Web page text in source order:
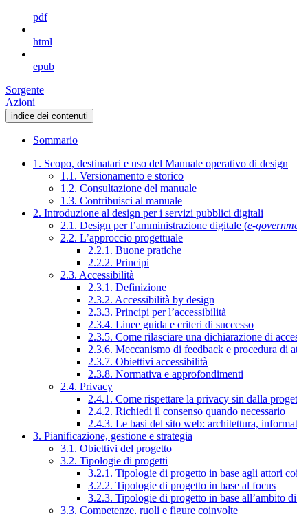
pdf
html
epub
Sorgente
Azioni
indice dei contenuti
Sommario
1. Scopo, destinatari e uso del Manuale operativo di design
1.1. Versionamento e storico
1.2. Consultazione del manuale
1.3. Contribuisci al manuale
2. Introduzione al design per i servizi pubblici digitali
2.1. Design per l’amministrazione digitale (e-
2.2. L’approccio progettuale
2.2.1. Buone pratiche
2.2.2. Principi
2.3. Accessibilità
2.3.1. Definizione
2.3.2. Accessibilità by design
2.3.3. Principi per l’accessibilità
2.3.4. Linee guida e criteri di successo
2.3.5. Come rilasciare una dichiarazione di
2.3.6. Meccanismo di feedback e procedura di
2.3.7. Obiettivi accessibilità
2.3.8. Normativa e approfondimenti
2.4. Privacy
2.4.1. Come rispettare la privacy sin dalla
2.4.2. Richiedi il consenso quando necessario
2.4.3. Le basi del sito web: architettura,
3. Pianificazione, gestione e strategia
3.1. Obiettivi del progetto
3.2. Tipologie di progetti
3.2.1. Tipologie di progetto in base agli attori
3.2.2. Tipologie di progetto in base al focus
3.2.3. Tipologie di progetto in base all’ambito
3.3. Competenze, ruoli e figure coinvolte